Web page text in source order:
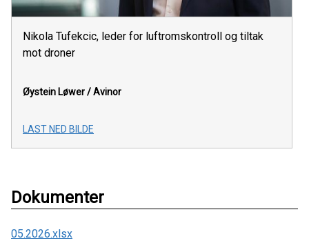
Nikola Tufekcic, leder for luftromskontroll og tiltak
mot droner
Øystein Løwer /Avinor
LAST NED BILDE
Dokumenter
05.2026.xlsx